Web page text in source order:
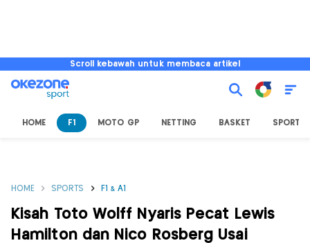
Scroll kebawah untuk membaca artikel
HOME F1 MOTO GP NETTING BASKET SPORT
HOME SPORTS F1 & A1
Kisah Toto Wolff Nyaris Pecat Lewis
Hamilton dan Nico Rosberg Usai